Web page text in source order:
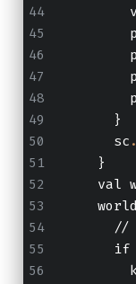
        p
        p
        p
        p
      }
      sc
    }
val
//
if